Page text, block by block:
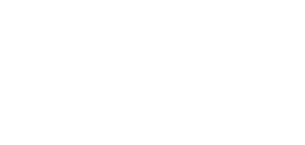
allemande explique
de Thann
l'Allemagne. Un
prix attractifs. La Belgique et
restent aussi des sources